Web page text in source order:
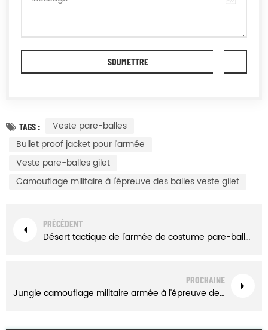
TAGS :
Veste pare-balles
Bullet proof jacket pour l'armée
Veste pare-balles gilet
Camouflage militaire à l'épreuve des balles veste gilet
PRÉCÉDENT
Désert tactique de l'armée de costume pare-balles gilet iiia
PROCHAINE
Jungle camouflage militaire armée à l'épreuve des balles corps costume veste